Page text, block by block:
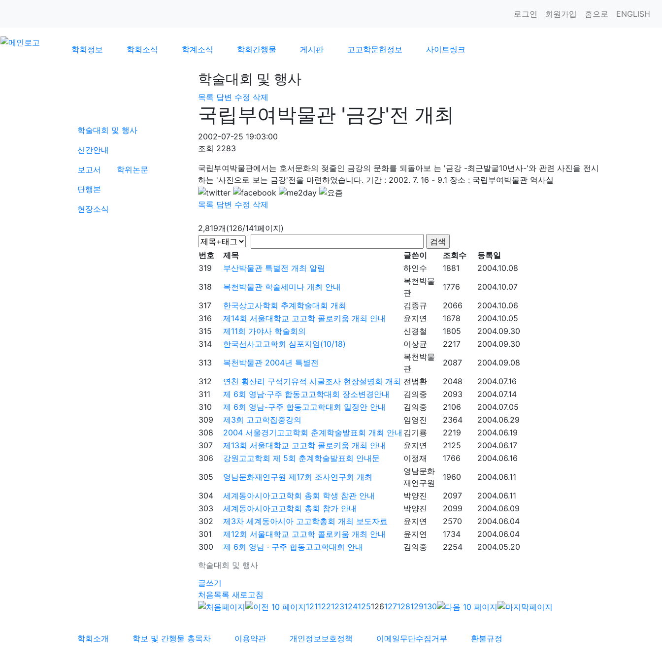
로그인 회원가입 홈으로 ENGLISH
학회정보 학회소식 학계소식 학회간행물 게시판 고고학문헌정보 사이트링크
학술대회 및 행사
신간안내
보고서
학위논문
단행본
현장소식
학술대회 및 행사
목록 답변 수정 삭제
국립부여박물관 '금강'전 개최
2002-07-25 19:03:00
조회 2283
국립부여박물관에서는 호서문화의 젖줄인 금강의 문화를 되돌아보 는 '금강 -최근발굴10년사-'와 관련 사진을 전시
하는 '사진으로 보는 금강'전을 마련하였습니다. 기간 : 2002. 7. 16 - 9.1 장소 : 국립부여박물관 역사실
목록 답변 수정 삭제
2,819개(126/141페이지)
학술대회 및 행사
번호 제목 글쓴이 조회수
등록일
319
부산박물관 특별전 개최 알림 하인수 1881
2004.10.08
318
복천박물관 학술세미나 개최 안내
복천박물
관
1776
2004.10.07
317
한국상고사학회 추계학술대회 개최 김종규 2066
2004.10.06
316
제14회 서울대학교 고고학 콜로키움 개최 안내 윤지연 1678
2004.10.05
315
제11회 가야사 학술회의 신경철 1805
2004.09.30
314
한국선사고고학회 심포지엄(10/18) 이상균 2217
2004.09.30
313
복천박물관 2004년 특별전
복천박물
관
2087
2004.09.08
312
연천 횡산리 구석기유적 시굴조사 현장설명회 개최 전범환 2048
2004.07.16
311
제 6회 영남·구주 합동고고학대회 장소변경안내 김의중 2093
2004.07.14
310
제 6회 영남-구주 합동고고학대회 일정안 안내 김의중 2106
2004.07.05
309
제3회 고고학집중강의 임영진 2364
2004.06.29
308
2004 서울경기고고학회 춘계학술발표회 개최 안내 김기룡 2219
2004.06.19
307
제13회 서울대학교 고고학 콜로키움 개최 안내 윤지연 2125
2004.06.17
306
강원고고학회 제 5회 춘계학술발표회 안내문 이정재 1766
2004.06.16
305
영남문화재연구원 제17회 조사연구회 개최
영남문화
재연구원
1960
2004.06.11
304
세계동아시아고고학회 총회 학생 참관 안내 박양진 2097
2004.06.11
303
세계동아시아고고학회 총회 참가 안내 박양진 2099
2004.06.09
302
제3차 세계동아시아 고고학총회 개최 보도자료 윤지연 2570
2004.06.04
301
제12회 서울대학교 고고학 콜로키움 개최 안내 윤지연 1734
2004.06.04
300
제 6회 영남 · 구주 합동고고학대회 안내 김의중 2254 2004.05.20
글쓰기
처음목록 새로고침
121122123124125126127128129130
학회소개 학보 및 간행물 총목차 이용약관 개인정보보호정책 이메일무단수집거부 환불규정